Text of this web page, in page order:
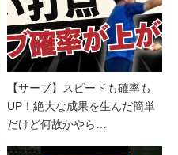
【サーブ】スピードも確率も
UP！絶大な成果を生んだ簡単
だけど何故かやら…